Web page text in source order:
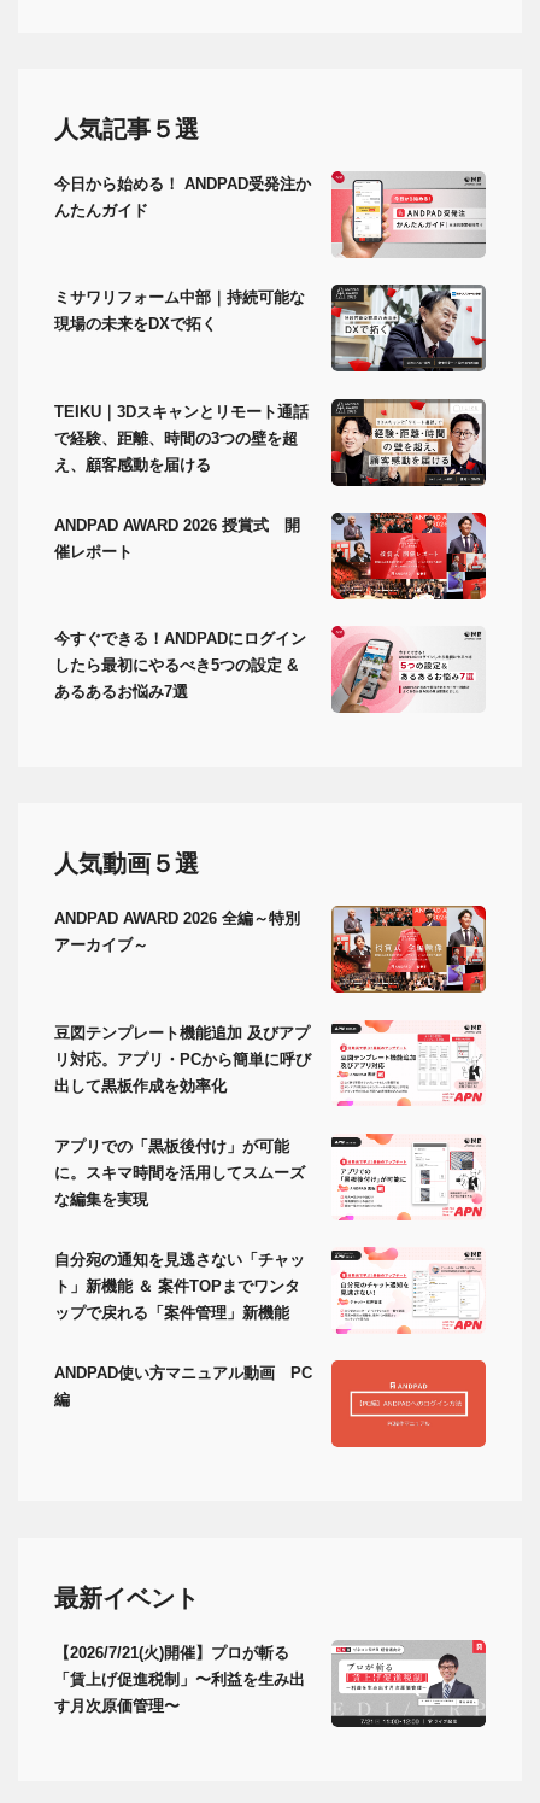
人気記事５選
今日から始める！ ANDPAD受発注か
んたんガイド
ミサワリフォーム中部｜持続可能な
現場の未来をDXで拓く
TEIKU｜3Dスキャンとリモート通話
で経験、距離、時間の3つの壁を超
え、顧客感動を届ける
ANDPAD AWARD 2026 授賞式 開
催レポート
今すぐできる！ANDPADにログイン
したら最初にやるべき5つの設定 &
あるあるお悩み7選
人気動画５選
ANDPAD AWARD 2026 全編～特別
アーカイブ～
豆図テンプレート機能追加 及びアプ
リ対応。アプリ・PCから簡単に呼び
出して黒板作成を効率化
アプリでの「黒板後付け」が可能
に。スキマ時間を活用してスムーズ
な編集を実現
自分宛の通知を見逃さない「チャッ
ト」新機能 ＆ 案件TOPまでワンタ
ップで戻れる「案件管理」新機能
ANDPAD使い方マニュアル動画 PC
編
最新イベント
【2026/7/21(火)開催】プロが斬る
「賃上げ促進税制」〜利益を生み出
す月次原価管理〜